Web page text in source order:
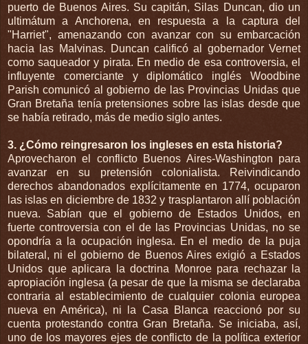
puerto de Buenos Aires. Su capitán, Silas Duncan, dio un
ultimátum a Anchorena, en respuesta a la captura del
"Harriet", amenazando con avanzar con su embarcación
hacia las Malvinas. Duncan calificó al gobernador Vernet
como saqueador y pirata. En medio de esa controversia, el
influyente comerciante y diplomático inglés Woodbine
Parish comunicó al gobierno de las Provincias Unidas que
Gran Bretaña tenía pretensiones sobre las islas desde que
se había retirado, más de medio siglo antes.
3. ¿Cómo reingresaron los ingleses en esta historia?
Aprovecharon el conflicto Buenos Aires-Washington para
avanzar en su pretensión colonialista. Reivindicando
derechos abandonados explícitamente en 1774, ocuparon
las islas en diciembre de 1832 y trasplantaron allí población
nueva. Sabían que el gobierno de Estados Unidos, en
fuerte controversia con el de las Provincias Unidas, no se
opondría a la ocupación inglesa. En el medio de la puja
bilateral, ni el gobierno de Buenos Aires exigió a Estados
Unidos que aplicara la doctrina Monroe para rechazar la
apropiación inglesa (a pesar de que la misma se declaraba
contraria al establecimiento de cualquier colonia europea
nueva en América), ni la Casa Blanca reaccionó por su
cuenta protestando contra Gran Bretaña. Se iniciaba, así,
uno de los mayores ejes de conflicto de la política exterior